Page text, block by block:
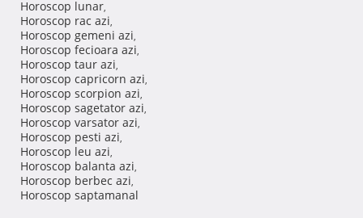
Horoscop lunar,
Horoscop rac azi,
Horoscop gemeni azi,
Horoscop fecioara azi,
Horoscop taur azi,
Horoscop capricorn azi,
Horoscop scorpion azi,
Horoscop sagetator azi,
Horoscop varsator azi,
Horoscop pesti azi,
Horoscop leu azi,
Horoscop balanta azi,
Horoscop berbec azi,
Horoscop saptamanal